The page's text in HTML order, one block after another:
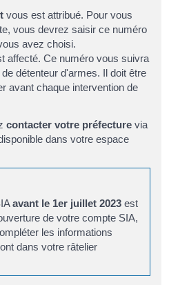
vous est attribué. Pour vous
vous devrez saisir ce numéro
avez choisi.
affecté. Ce numéro vous suivra
détenteur d'armes. Il doit être
avant chaque intervention de
contacter votre préfecture via
dans votre espace
avant le 1er juillet 2023 est
de votre compte SIA,
les informations
dans votre râtelier